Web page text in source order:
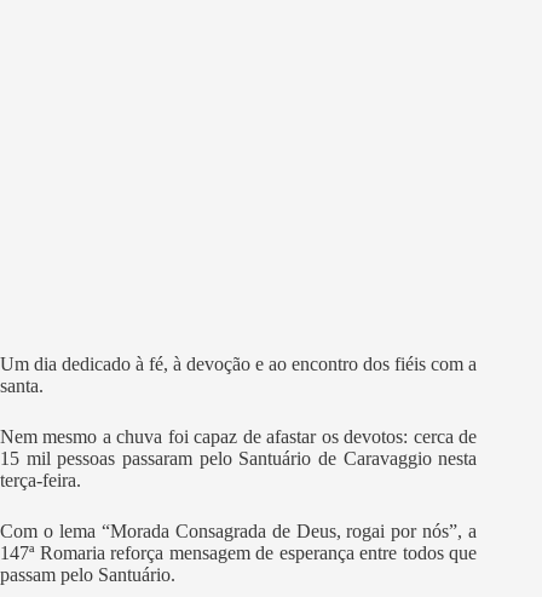
Um dia dedicado à fé, à devoção e ao encontro dos fiéis com a
santa.
Nem mesmo a chuva foi capaz de afastar os devotos: cerca de
15 mil pessoas passaram pelo Santuário de Caravaggio nesta
terça-feira.
Com o lema “Morada Consagrada de Deus, rogai por nós”, a
147ª Romaria reforça mensagem de esperança entre todos que
passam pelo Santuário.